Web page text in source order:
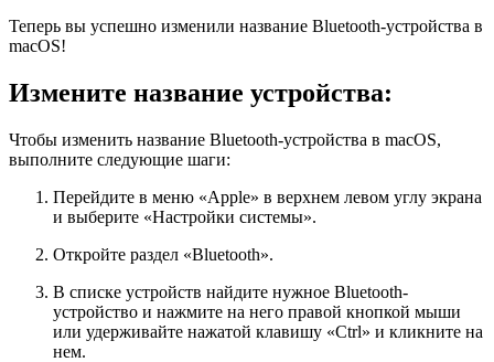
Теперь вы успешно изменили название Bluetooth-устройства в
macOS!
Измените название устройства:
Чтобы изменить название Bluetooth-устройства в macOS,
выполните следующие шаги:
Перейдите в меню «Apple» в верхнем левом углу экрана
и выберите «Настройки системы».
Откройте раздел «Bluetooth».
В списке устройств найдите нужное Bluetooth-
устройство и нажмите на него правой кнопкой мыши
или удерживайте нажатой клавишу «Ctrl» и кликните на
нем.